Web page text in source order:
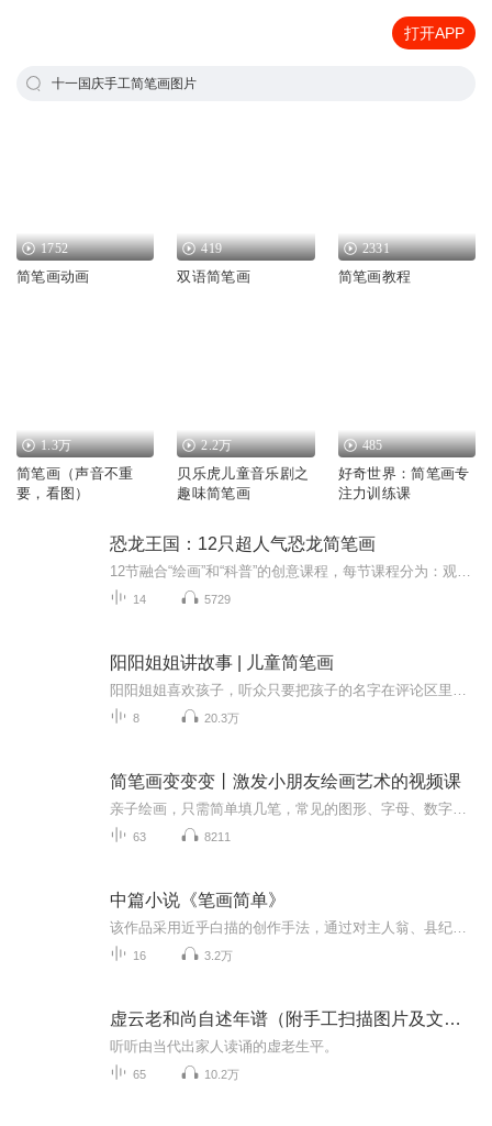
打开APP
十一国庆手工简笔画图片
1752
简笔画动画
419
双语简笔画
2331
简笔画教程
1.3万
简笔画（声音不重
要，看图）
2.2万
贝乐虎儿童音乐剧之
趣味简笔画
485
好奇世界：简笔画专
注力训练课
恐龙王国：12只超人气恐龙简笔画
14 5729
阳阳姐姐讲故事 | 儿童简笔画
8 20.3万
简笔画变变变丨激发小朋友绘画艺术的视频课
63 8211
中篇小说《笔画简单》
16 3.2万
虚云老和尚自述年谱（附手工扫描图片及文稿）
听听由当代出家人读诵的虚老生平。
65 10.2万